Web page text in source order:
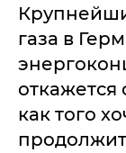
газа в
откажется
как того
продолжит